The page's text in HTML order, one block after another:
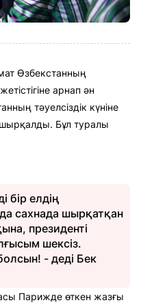
Өзбекстанның
арнап ән
тәуелсіздік күніне
Бұл туралы
бір елдің
сахнада шырқатқан
президенті
шексіз.
- деді Бек
Парижде өткен жазғы